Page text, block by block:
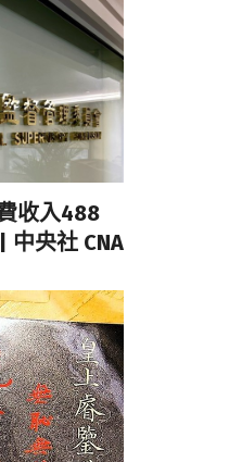
收入488
央社 CNA